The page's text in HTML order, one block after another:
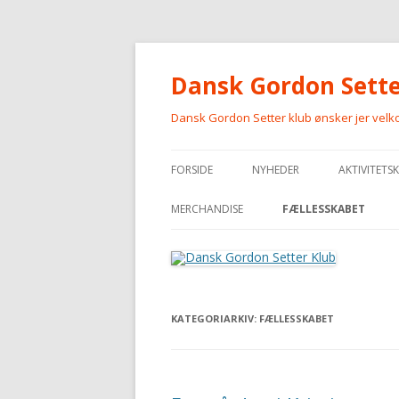
Dansk Gordon
Dansk Gordon Setter klub ønsker jer
FORSIDE NYHEDER
MERCHANDISE FÆLLESSKABET
KATEGORIARKIV: FÆLLESSKABET